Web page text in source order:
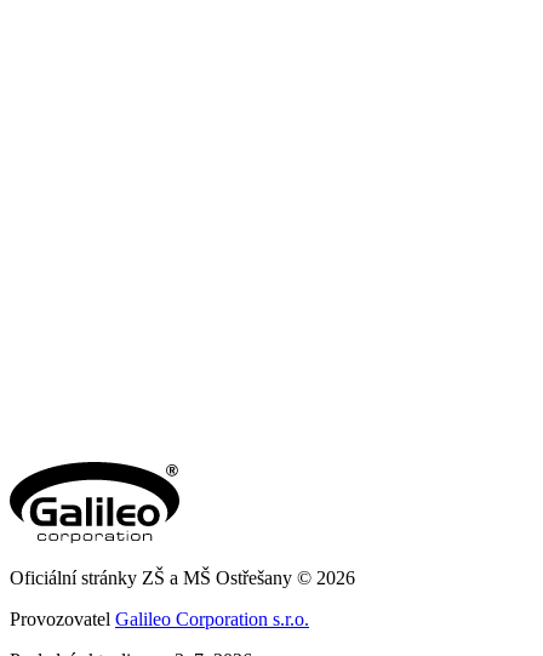
Oficiální stránky ZŠ a MŠ Ostřešany © 2026
Provozovatel Galileo Corporation s.r.o.